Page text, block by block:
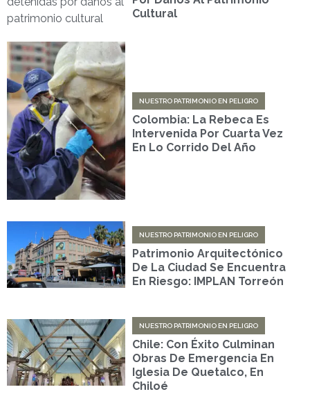
Cultural
NUESTRO PATRIMONIO EN PELIGRO
Colombia: La Rebeca Es
Intervenida Por Cuarta Vez
En Lo Corrido Del Año
NUESTRO PATRIMONIO EN PELIGRO
Patrimonio Arquitectónico
De La Ciudad Se Encuentra
En Riesgo: IMPLAN Torreón
NUESTRO PATRIMONIO EN PELIGRO
Chile: Con Éxito Culminan
Obras De Emergencia En
Iglesia De Quetalco, En
Chiloé